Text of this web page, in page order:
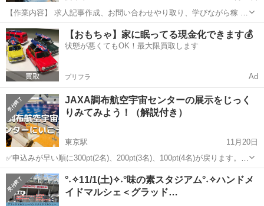
【作業内容】 求人記事作成、お問い合わせやり取り、学びながら稼 い
でいただきます。 【活動時間】 ご自身の出来る時間帯で大丈夫です。
1日1時間〜OK ※長期的にお付き合いできる方で、業 務 連...
東京 調布市 その他 時間帯
【おもちゃ】家に眠ってる現金化できます💰
状態が悪くてもOK！最大限買取します
プリフラ Ad
JAXA調布航空宇宙センターの展示をじっく
りみてみよう！（解説付き）
東京駅
11月20日
✅申込みが早い順に300pt(2名)、200pt(3名)、100pt(4名)が戻ります。キ
ャンセルをしても次の方に繰り上がりますので、とりあえず申し込み
でもOKです👍 ブラタモリのように東京のいろいろな地域を散歩しな
が...
東京 調布市 その他 サークル
°˖✧11/1(土)✧˖°味の素スタジアム°˖✧ハンドメ
イドマルシェ＜グラッド…